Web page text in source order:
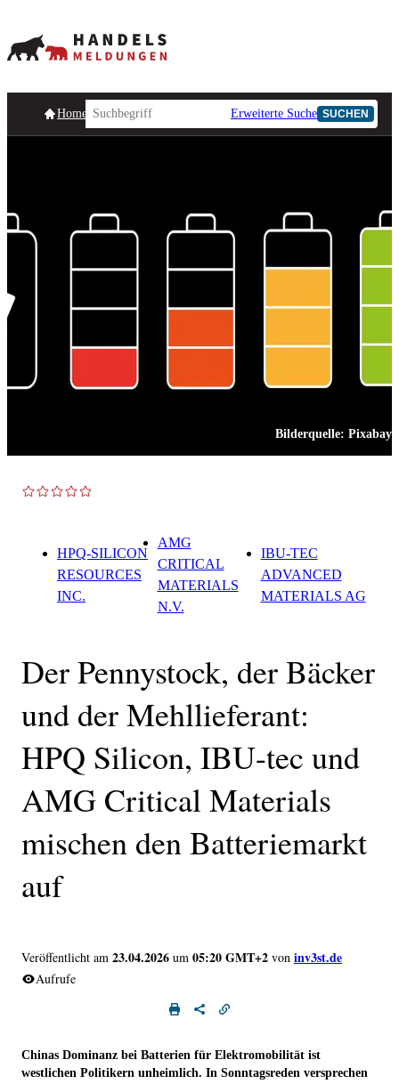
HomepageHandelsmeldungen Ad-Hoc-Meldungen
Erweiterte Suche SUCHEN
Bilderquelle: Pixabay
HPQ-SILICON
RESOURCES
INC.
AMG
CRITICAL
MATERIALS
N.V.
IBU-TEC
ADVANCED
MATERIALS AG
Der Pennystock, der Bäcker
und der Mehllieferant:
HPQ Silicon, IBU-tec und
AMG Critical Materials
mischen den Batteriemarkt
auf
Veröffentlicht am 23.04.2026 um 05:20 GMT+2 von inv3st.de
Aufrufe
Chinas Dominanz bei Batterien für Elektromobilität ist
westlichen Politikern unheimlich. In Sonntagsreden versprechen